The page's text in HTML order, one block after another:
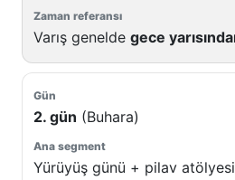
Varış genelde gece
2. gün (Buhara)
Yürüyüş günü + pilav atölyesi